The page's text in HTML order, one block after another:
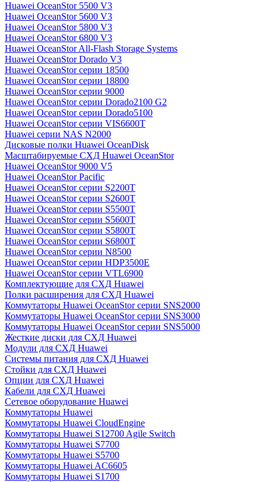
Huawei OceanStor 5500 V3
Huawei OceanStor 5600 V3
Huawei OceanStor 5800 V3
Huawei OceanStor 6800 V3
Huawei OceanStor All-Flash Storage Systems
Huawei OceanStor Dorado V3
Huawei OceanStor серии 18500
Huawei OceanStor серии 18800
Huawei OceanStor серии 9000
Huawei OceanStor серии Dorado2100 G2
Huawei OceanStor серии Dorado5100
Huawei OceanStor серии VIS6600T
Huawei серии NAS N2000
Дисковые полки Huawei OceanDisk
Масштабируемые СХД Huawei OceanStor
Huawei OceanStor 9000 V5
Huawei OceanStor Pacific
Huawei OceanStor серии S2200T
Huawei OceanStor серии S2600T
Huawei OceanStor серии S5500T
Huawei OceanStor серии S5600T
Huawei OceanStor серии S5800T
Huawei OceanStor серии S6800T
Huawei OceanStor серии N8500
Huawei OceanStor серии HDP3500E
Huawei OceanStor серии VTL6900
Комплектующие для СХД Huawei
Полки расширения для СХД Huawei
Коммутаторы Huawei OceanStor серии SNS2000
Коммутаторы Huawei OceanStor серии SNS3000
Коммутаторы Huawei OceanStor серии SNS5000
Жесткие диски для СХД Huawei
Модули для СХД Huawei
Системы питания для СХД Huawei
Стойки для СХД Huawei
Опции для СХД Huawei
Кабели для СХД Huawei
Сетевое оборудование Huawei
Коммутаторы Huawei
Коммутаторы Huawei CloudEngine
Коммутаторы Huawei S12700 Agile Switch
Коммутаторы Huawei S7700
Коммутаторы Huawei S5700
Коммутаторы Huawei AC6605
Коммутаторы Huawei S1700